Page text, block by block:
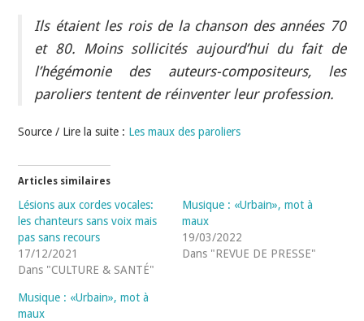
Ils étaient les rois de la chanson des années 70
et 80. Moins sollicités aujourd’hui du fait de
l’hégémonie des auteurs-compositeurs, les
paroliers tentent de réinventer leur profession.
Source / Lire la suite : Les maux des paroliers
Articles similaires
Lésions aux cordes vocales:
les chanteurs sans voix mais
pas sans recours
17/12/2021
Dans "CULTURE & SANTÉ"
Musique : «Urbain», mot à
maux
19/03/2022
Dans "REVUE DE PRESSE"
Musique : «Urbain», mot à
maux